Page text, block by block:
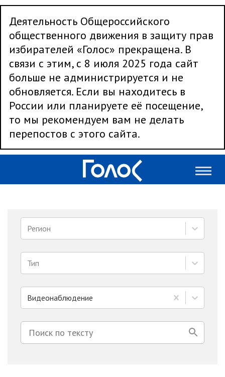
Деятельность Общероссийского
общественного движения в защиту прав
избирателей «Голос» прекращена. В
связи с этим, с 8 июля 2025 года сайт
больше не администрируется и не
обновляется. Если вы находитесь в
России или планируете её посещение,
то мы рекомендуем вам не делать
перепостов с этого сайта.
Регион
Тип
Видеонаблюдение